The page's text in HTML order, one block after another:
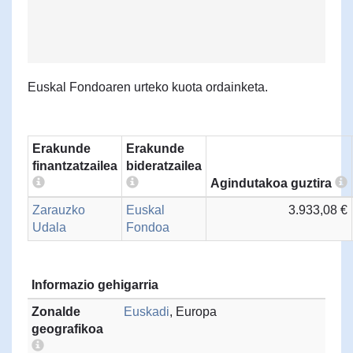
Euskal Fondoaren urteko kuota ordainketa.
Erakunde
finantzatzailea
Erakunde
bideratzailea
Agindutakoa guztira
Zarauzko
Udala
Euskal
Fondoa
3.933,08 €
Informazio gehigarria
Zonalde
geografikoa
Euskadi, Europa